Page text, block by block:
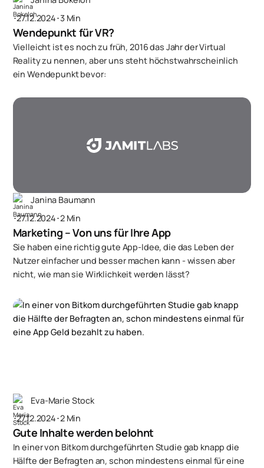
･27.12.2024･3 Min
Wendepunkt für VR?
Vielleicht ist es noch zu früh, 2016 das Jahr der Virtual
Reality zu nennen, aber uns steht höchstwahrscheinlich
ein Wendepunkt bevor:
Janina Baumann
･27.12.2024･2 Min
Marketing – Von uns für Ihre App
Sie haben eine richtig gute App-Idee, die das Leben der
Nutzer einfacher und besser machen kann - wissen aber
nicht, wie man sie Wirklichkeit werden lässt?
Eva-Marie Stock
･27.12.2024･2 Min
Gute Inhalte werden belohnt
In einer von Bitkom durchgeführten Studie gab knapp die
Hälfte der Befragten an, schon mindestens einmal für eine